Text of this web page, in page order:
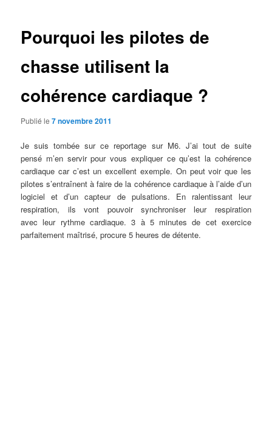
Pourquoi les pilotes de
chasse utilisent la
cohérence cardiaque ?
Publié le7 novembre 2011
Je suis tombée sur ce reportage sur M6. J’ai tout de suite
pensé m’en servir pour vous expliquer ce qu’est la cohérence
cardiaque car c’est un excellent exemple. On peut voir que les
pilotes s’entraînent à faire de la cohérence cardiaque à l’aide d’un
logiciel et d’un capteur de pulsations. En ralentissant leur
respiration, ils vont pouvoir synchroniser leur respiration
avec leur rythme cardiaque. 3 à 5 minutes de cet exercice
parfaitement maîtrisé, procure 5 heures de détente.